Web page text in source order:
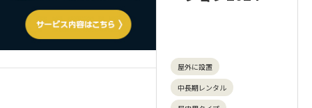
屋外に設置
中長期レンタル